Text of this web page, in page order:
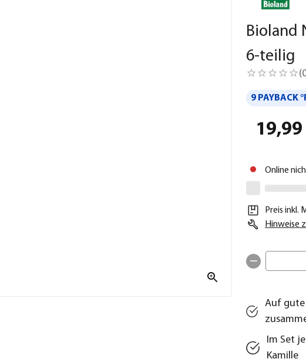
Bioland
6-teilig
(
9 PAYBACK
19,99
Online
Preis inkl.
Hinweise
Auf gute
Im Set
Kamille